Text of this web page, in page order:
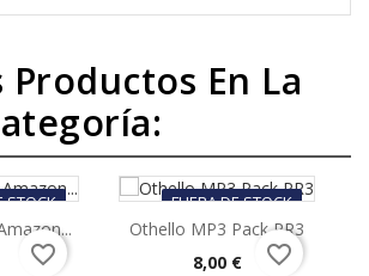
En La
STOCK
favorite_border
FUERA DE STOCK
Othello MP3 Pack PR3
Precio
8,00 € favorite_border